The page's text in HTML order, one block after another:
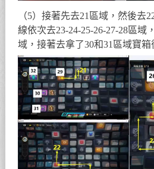
（5）接著先去21區域，然後去
線依次去23-24-25-26-27-28區域
域，接著去拿了30和31區域寶